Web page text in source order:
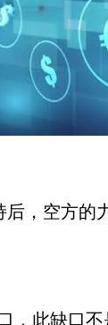
空方的
此缺口不